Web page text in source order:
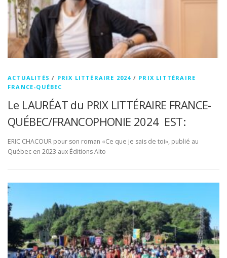
ACTUALITÉS / PRIX LITTÉRAIRE 2024 / PRIX LITTÉRAIRE
FRANCE-QUÉBEC
Le LAURÉAT du PRIX LITTÉRAIRE FRANCE-
QUÉBEC/FRANCOPHONIE 2024 EST:
ERIC CHACOUR pour son roman «Ce que je sais de toi», publié au
Québec en 2023 aux Éditions Alto